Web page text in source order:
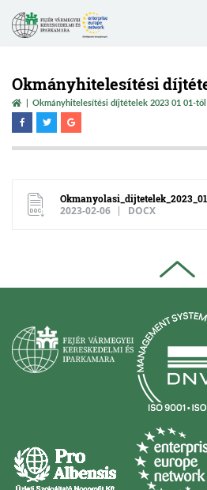
Okmányhitelesítési
Okmányhitelesítési díjtételek 2023 01 01-től
2023-02-06 DOCX